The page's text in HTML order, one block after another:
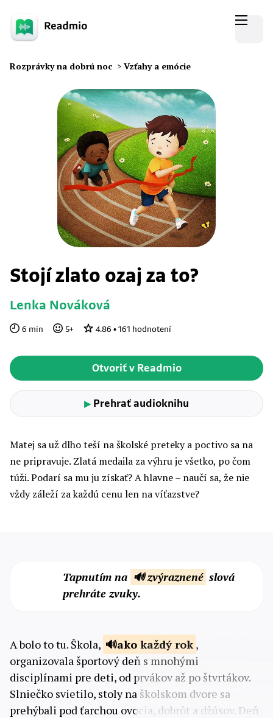
Rozprávky na dobrú noc > Vzťahy a emócie
Stojí zlato ozaj za to?
Lenka Nováková
6 min 5+ 4.86 • 161 hodnotení
Otvoriť v Readmio
▶Prehrať audioknihu
Matej sa už dlho teší na školské preteky a poctivo sa na
ne pripravuje. Zlatá medaila za výhru je všetko, po čom
túži. Podarí sa mu ju získať? A hlavne – naučí sa, že nie
vždy záleží za každú cenu len na víťazstve?
Tapnutím na 🔊 zvýraznené slová
prehráte zvuky.
A bolo to tu. Škola, ako každý rok ,
organizovala športový deň s mnohými
disciplínami pre deti, od prvákov až po štvrtákov.
Slniečko svietilo, stoly na školskom dvore sa
prehýbali pod ťarchou ovocia, dobrôt a džúsov. Deň